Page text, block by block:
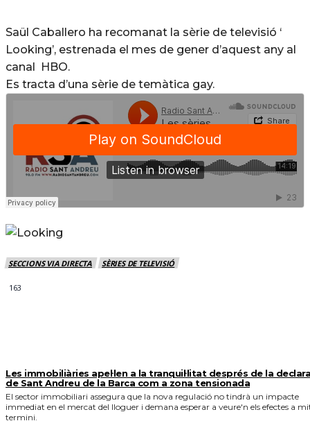
Saül Caballero ha recomanat la sèrie de televisió ‘
Looking’, estrenada el mes de gener d’aquest any al
canal HBO.
Es tracta d’una sèrie de temàtica gay.
SECCIONS VIA DIRECTA SÈRIES DE TELEVISIÓ
163
Les immobiliàries apel·len a la tranquil·litat després de la
de Sant Andreu de la Barca com a zona tensionada
El sector immobiliari assegura que la nova regulació no tindrà un impacte
immediat en el mercat del lloguer i demana esperar a veure'n els efectes a
termini.